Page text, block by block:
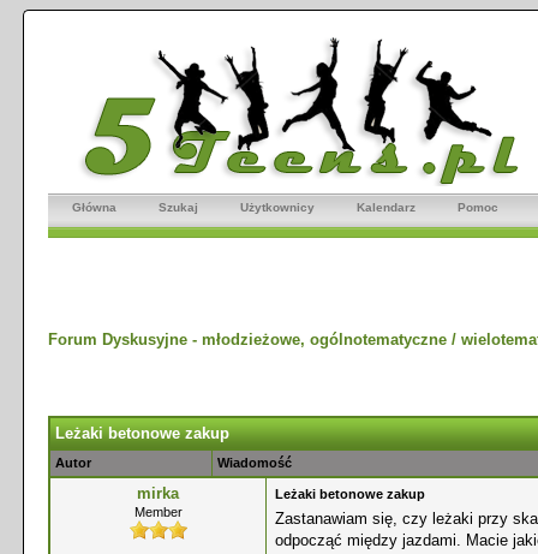
Główna Szukaj Użytkownicy Kalendarz Pomoc
Forum Dyskusyjne - młodzieżowe, ogólnotematyczne /
Leżaki betonowe zakup
Autor Wiadomość
mirka
Member
Leżaki betonowe zakup
Zastanawiam się, czy leżaki przy
odpocząć między jazdami. Macie